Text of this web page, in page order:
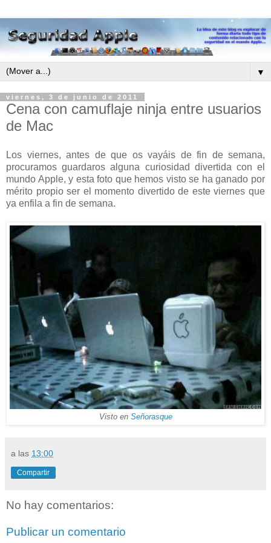
▼
viernes, 3 de junio de 2011
Cena con camuflaje ninja entre usuarios
de Mac
Los viernes, antes de que os vayáis de fin de semana,
procuramos guardaros alguna curiosidad divertida con el
mundo Apple, y esta foto que hemos visto se ha ganado por
mérito propio ser el momento divertido de este viernes que
ya enfila a fin de semana.
Visto en Señorasque
a las 13:00
Compartir
No hay comentarios:
Publicar un comentario